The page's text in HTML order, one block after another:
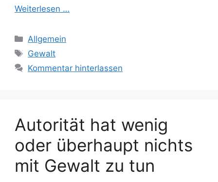
Weiterlesen …
Kategorien
Allgemein
Schlagwörter
Gewalt
Kommentar hinterlassen
Autorität hat wenig
oder überhaupt nichts
mit Gewalt zu tun